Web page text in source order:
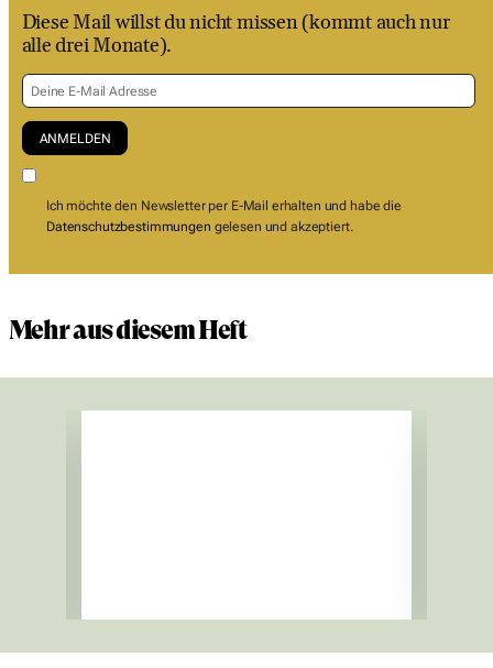
Diese Mail willst du nicht missen (kommt auch nur
alle drei Monate).
Ich möchte den Newsletter per E-Mail erhalten und habe die
Datenschutzbestimmungen gelesen und akzeptiert.
Mehr aus diesem Heft